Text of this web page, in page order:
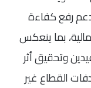
رفع كفاءة
بما ينعكس
وتحقيق أثر
القطاع غير